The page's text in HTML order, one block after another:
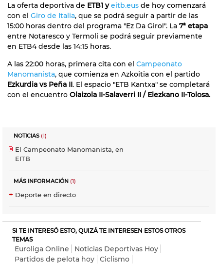
La oferta deportiva de ETB1 yeitb.eus de hoy comenzará
con el Giro de Italia, que se podrá seguir a partir de las
15:00 horas dentro del programa "Ez Da Giro!". La 7ª etapa
entre Notaresco y Termoli se podrá seguir previamente
en ETB4 desde las 14:15 horas.
A las 22:00 horas, primera cita con el Campeonato
Manomanista, que comienza en Azkoitia con el partido
Ezkurdia vs Peña II. El espacio "ETB Kantxa" se completará
con el encuentro Olaizola II-Salaverri II / Elezkano II-Tolosa.
NOTICIAS (1)
El Campeonato Manomanista, en
EITB
MÁS INFORMACIÓN (1)
Deporte en directo
SI TE INTERESÓ ESTO, QUIZÁ TE INTERESEN ESTOS OTROS
TEMAS
Euroliga Online
Noticias Deportivas Hoy
Partidos de pelota hoy
Ciclismo